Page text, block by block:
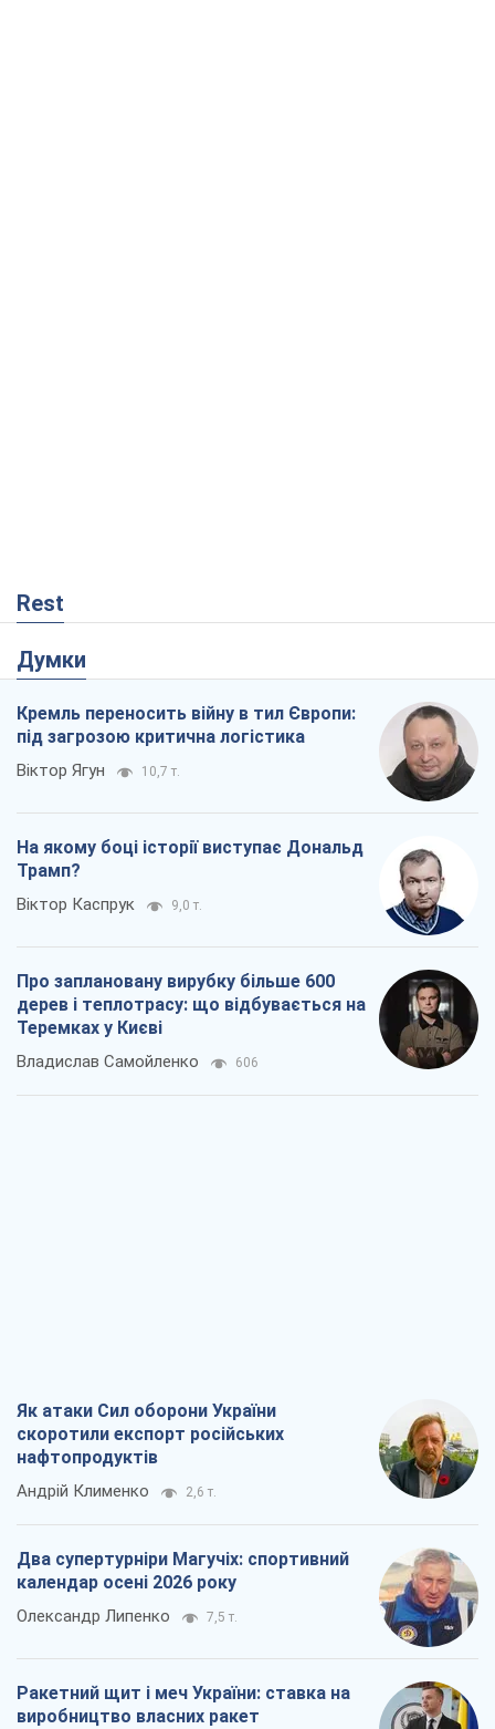
Rest
Думки
Кремль переносить війну в тил Європи:
під загрозою критична логістика
Віктор Ягун 10,7 т.
На якому боці історії виступає Дональд
Трамп?
Віктор Каспрук 9,0 т.
Про заплановану вирубку більше 600
дерев і теплотрасу: що відбувається на
Теремках у Києві
Владислав Самойленко 606
Як атаки Сил оборони України
скоротили експорт російських
нафтопродуктів
Андрій Клименко 2,6 т.
Два супертурніри Магучіх: спортивний
календар осені 2026 року
Олександр Липенко 7,5 т.
Ракетний щит і меч України: ставка на
виробництво власних ракет